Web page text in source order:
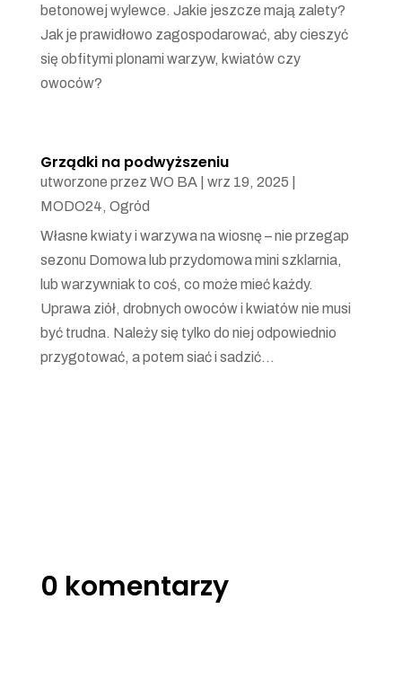
betonowej wylewce. Jakie jeszcze mają zalety?
Jak je prawidłowo zagospodarować, aby cieszyć
się obfitymi plonami warzyw, kwiatów czy
owoców?
Grządki na podwyższeniu
utworzone przez WO BA| wrz 19, 2025
MODO24, Ogród
Własne kwiaty i warzywa na wiosnę – nie przegap
sezonu Domowa lub przydomowa mini szklarnia,
lub warzywniak to coś, co może mieć każdy.
Uprawa ziół, drobnych owoców i kwiatów nie musi
być trudna. Należy się tylko do niej odpowiednio
przygotować, a potem siać i sadzić...
0 komentarzy